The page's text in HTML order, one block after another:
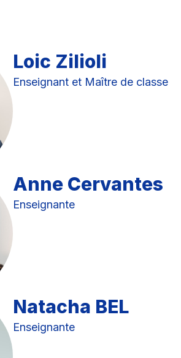
Loic Zilioli
Enseignant et Maître de classe
Anne Cervantes
Enseignante
Natacha BEL
Enseignante